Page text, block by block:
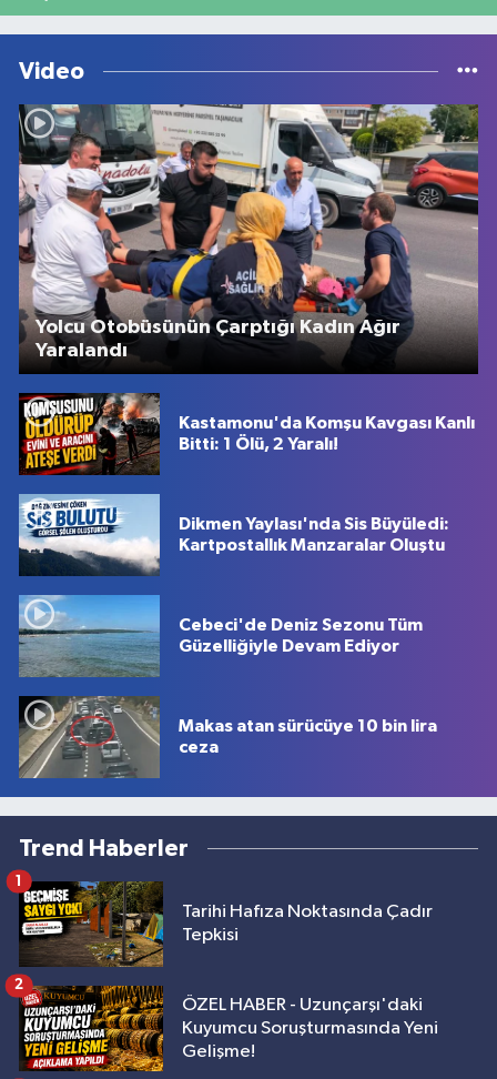
Video
Yolcu Otobüsünün Çarptığı Kadın Ağır
Yaralandı
Kastamonu'da Komşu Kavgası Kanlı
Bitti: 1 Ölü, 2 Yaralı!
Dikmen Yaylası'nda Sis Büyüledi:
Kartpostallık Manzaralar Oluştu
Cebeci'de Deniz Sezonu Tüm
Güzelliğiyle Devam Ediyor
Makas atan sürücüye 10 bin lira
ceza
Trend Haberler
Tarihi Hafıza Noktasında Çadır
Tepkisi
1
ÖZEL HABER - Uzunçarşı'daki
Kuyumcu Soruşturmasında Yeni
Gelişme!
2